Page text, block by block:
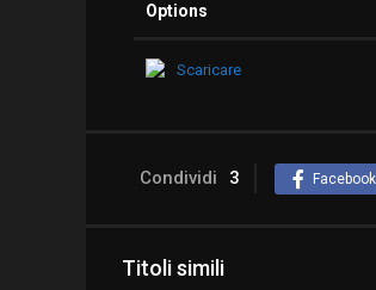
Options
Scaricare
Condividi 3 Facebook
Titoli simili